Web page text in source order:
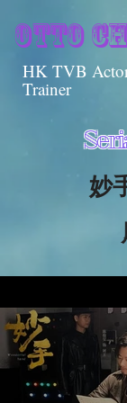
otto
HK TVB
Trainer
妙